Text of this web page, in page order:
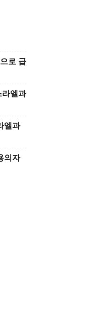
로 급
라엘과
엘과
의자